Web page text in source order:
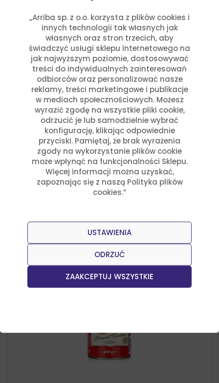
„Arriba sp. z o.o. korzysta z plików cookies i
innych technologii tak własnych jak
własnych oraz stron trzecich, aby
świadczyć usługi sklepu internetowego na
jak najwyższym poziomie, dostosowywać
treści do indywidualnych zainteresowań
odbiorców oraz personalizować nasze
reklamy, treści marketingowe i publikacje
w mediach społecznościowych. Możesz
wyrazić zgodę na wszystkie pliki cookie,
odrzucić je lub samodzielnie wybrać
konfigurację, klikając odpowiednie
przyciski. Pamiętaj, że brak wyrażenia
zgody na wykorzystanie plików cookie
może wpłynąć na funkcjonalności Sklepu.
Więcej informacji można uzyskać,
zapoznając się z naszą Polityka plików
cookies.”
ZAAKCEPTUJ WSZYSTKIE
ODRZUĆ
USTAWIENIA
Filtruj
Akcesoria kuchenneBezglutenowyGadżetNowościOstre
PromocjaUbranie WegańskiWegetariański